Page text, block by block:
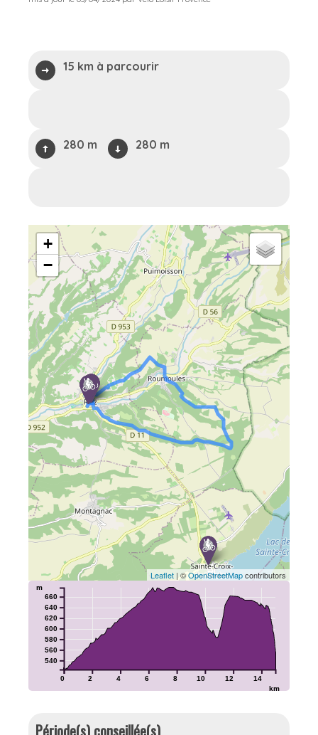
15 km à parcourir
280 m 280 m
+
−
Leaflet | ©OpenStreetMapcontributors
0 2 4 6 8 10 12 14
km
540
560
580
600
620
640
660
m
Période(s) conseillée(s)